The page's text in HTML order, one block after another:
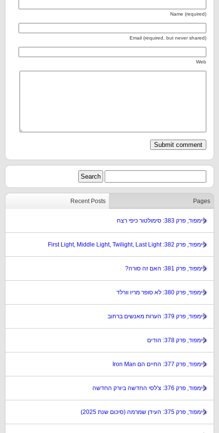
Name (required)
Email (required, but never shared)
Web
Recent Posts Pages
גיימפוד, פרק 383: סימולטור כיפי רצח
גיימפוד, פרק 382: First Light, Middle Light, Twilight, Last Light
גיימפוד, פרק 381: האם זה סורה?
גיימפוד, פרק 380: לא סופר מריו וורלד
גיימפוד, פרק 379: הערות מאנשים ברחוב
גיימפוד, פרק 378: הודים
גיימפוד, פרק 377: החיים הם Iron Man
גיימפוד, פרק 376: צ'לסי החדשה ביורק החדשה
גיימפוד, פרק 375: העידן שמרמה (סיכום שנת 2025)